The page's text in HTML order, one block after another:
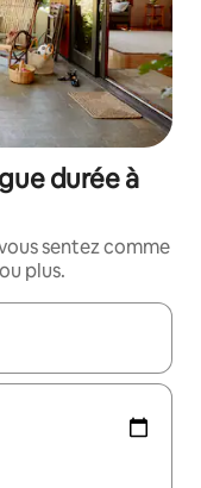
durée à
sentez comme
plus.
les flèches vers le